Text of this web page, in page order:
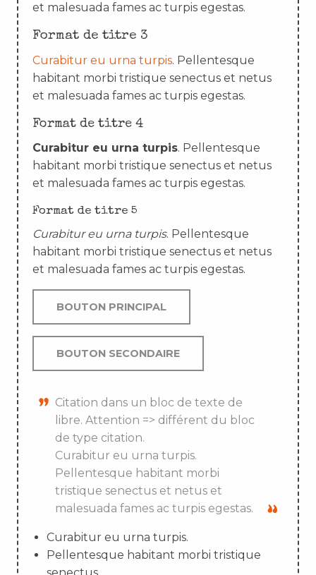
et malesuada fames ac turpis egestas.
Format de titre 3
Curabitur eu urna turpis. Pellentesque
habitant morbi tristique senectus et netus
et malesuada fames ac turpis egestas.
Format de titre 4
Curabitur eu urna turpis. Pellentesque
habitant morbi tristique senectus et netus
et malesuada fames ac turpis egestas.
Format de titre 5
Curabitur eu urna turpis. Pellentesque
habitant morbi tristique senectus et netus
et malesuada fames ac turpis egestas.
BOUTON PRINCIPAL
BOUTON SECONDAIRE
Citation dans un bloc de texte de
libre. Attention => différent du bloc
de type citation.
Curabitur eu urna turpis.
Pellentesque habitant morbi
tristique senectus et netus et
malesuada fames ac turpis egestas.
Curabitur eu urna turpis.
Pellentesque habitant morbi tristique